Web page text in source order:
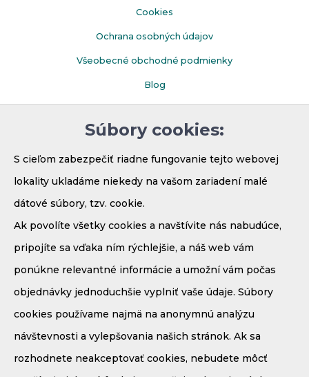
Súbory cookies:
S cieľom zabezpečiť riadne fungovanie tejto webovej
lokality ukladáme niekedy na vašom zariadení malé
dátové súbory, tzv. cookie.
Ak povolíte všetky cookies a navštívite nás nabudúce,
pripojíte sa vďaka ním rýchlejšie, a náš web vám
ponúkne relevantné informácie a umožní vám počas
objednávky jednoduchšie vyplniť vaše údaje. Súbory
cookies používame najmä na anonymnú analýzu
návštevnosti a vylepšovania našich stránok. Ak sa
rozhodnete neakceptovať cookies, nebudete môcť
Cookies
Ochrana osobných údajov
Všeobecné obchodné podmienky
Blog
Parkovanie
Demänová - Bodice 41
031 01 Liptovský Mikuláš
E-mail:recepcia@penzionmaria.eu